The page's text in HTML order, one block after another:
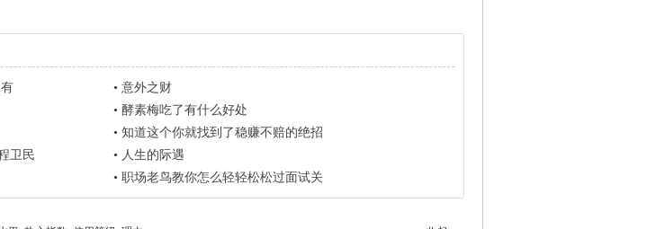
• 意外之财
• 酵素梅吃了有什么好处
• 知道这个你就找到了稳赚不赔的绝招
卫民 • 人生的际遇
• 职场老鸟教你怎么轻轻松松过面试关